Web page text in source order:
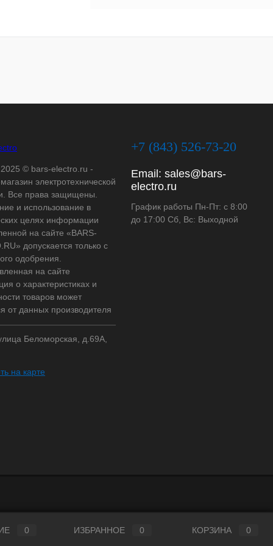
© bars-electro.ru -
электротехнической
Все права защищены.
и использование в
целях информации
на сайте «BARS-
допускается только с
одобрения.
на сайте
о характеристиках и
товаров может
от данных производителя
Беломорская, д.69А,
на карте
+7 (843) 526-73-20
Email: sales@bars-
electro.ru
График работы Пн-Пт: с 8:00
до 17:00 Сб, Вс: Выходной
0 ИЗБРАННОЕ 0 КОРЗИНА 0